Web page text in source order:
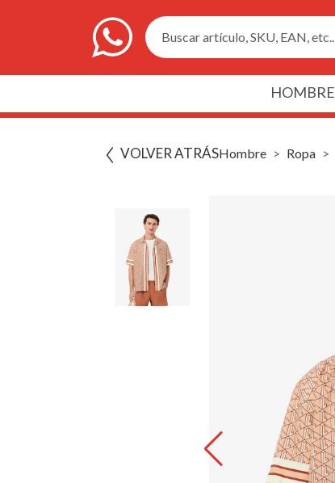
Buscar artículo, SKU, EAN, etc..
HOMBRE
VOLVER ATRÁSHombre Ropa